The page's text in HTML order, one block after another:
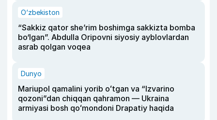
O‘zbekiston
“Sakkiz qator she’rim boshimga sakkizta bomba
bo‘lgan”. Abdulla Oripovni siyosiy ayblovlardan
asrab qolgan voqea
Dunyo
Mariupol qamalini yorib oʻtgan va “Izvarino
qozoni”dan chiqqan qahramon — Ukraina
armiyasi bosh qoʻmondoni Drapatiy haqida